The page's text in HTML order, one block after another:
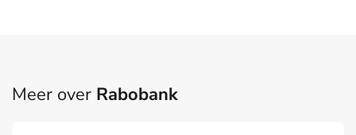
Meer over Rabobank